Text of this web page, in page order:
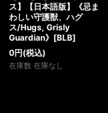
ス】【日本語版】《忌ま
わしい守護獣、ハグ
ス/Hugs, Grisly
Guardian》[BLB]
0円(税込)
在庫数 在庫なし